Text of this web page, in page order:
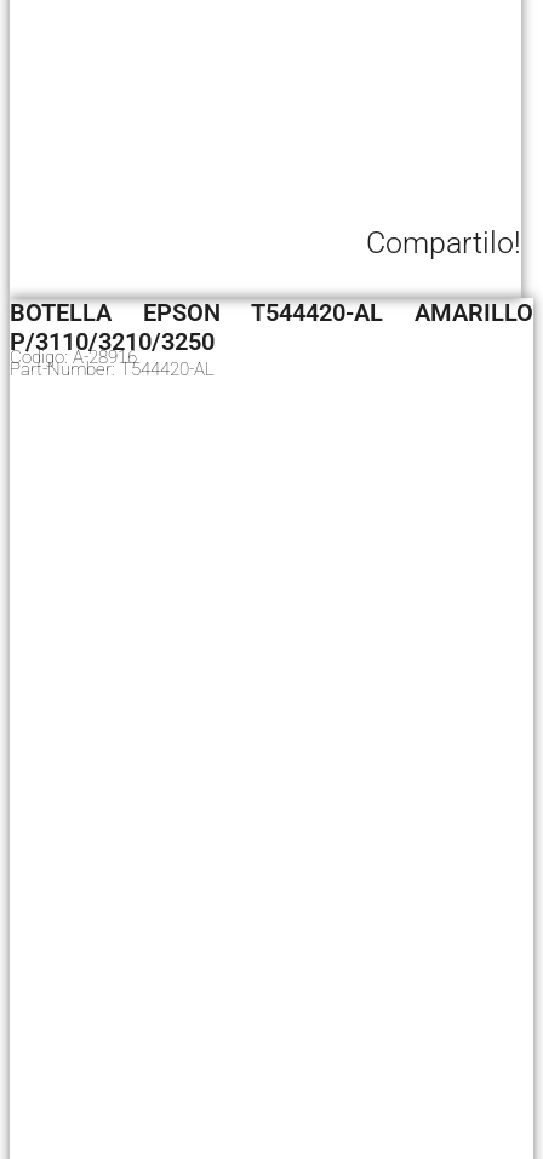
Compartilo!
BOTELLA EPSON T544420-AL AMARILLO
P/3110/3210/3250
Código: A-28916
Part-Number: T544420-AL